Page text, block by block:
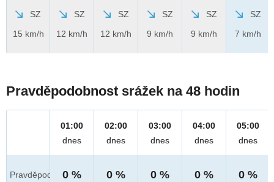
SZ
15 km/h
SZ
12 km/h
SZ
12 km/h
SZ
9 km/h
SZ
9 km/h
SZ
7 km/h
Pravděpodobnost srážek na 48 hodin
Pravděpod.
01:00
dnes
0 %
02:00
dnes
0 %
03:00
dnes
0 %
04:00
dnes
0 %
05:00
dnes
0 %